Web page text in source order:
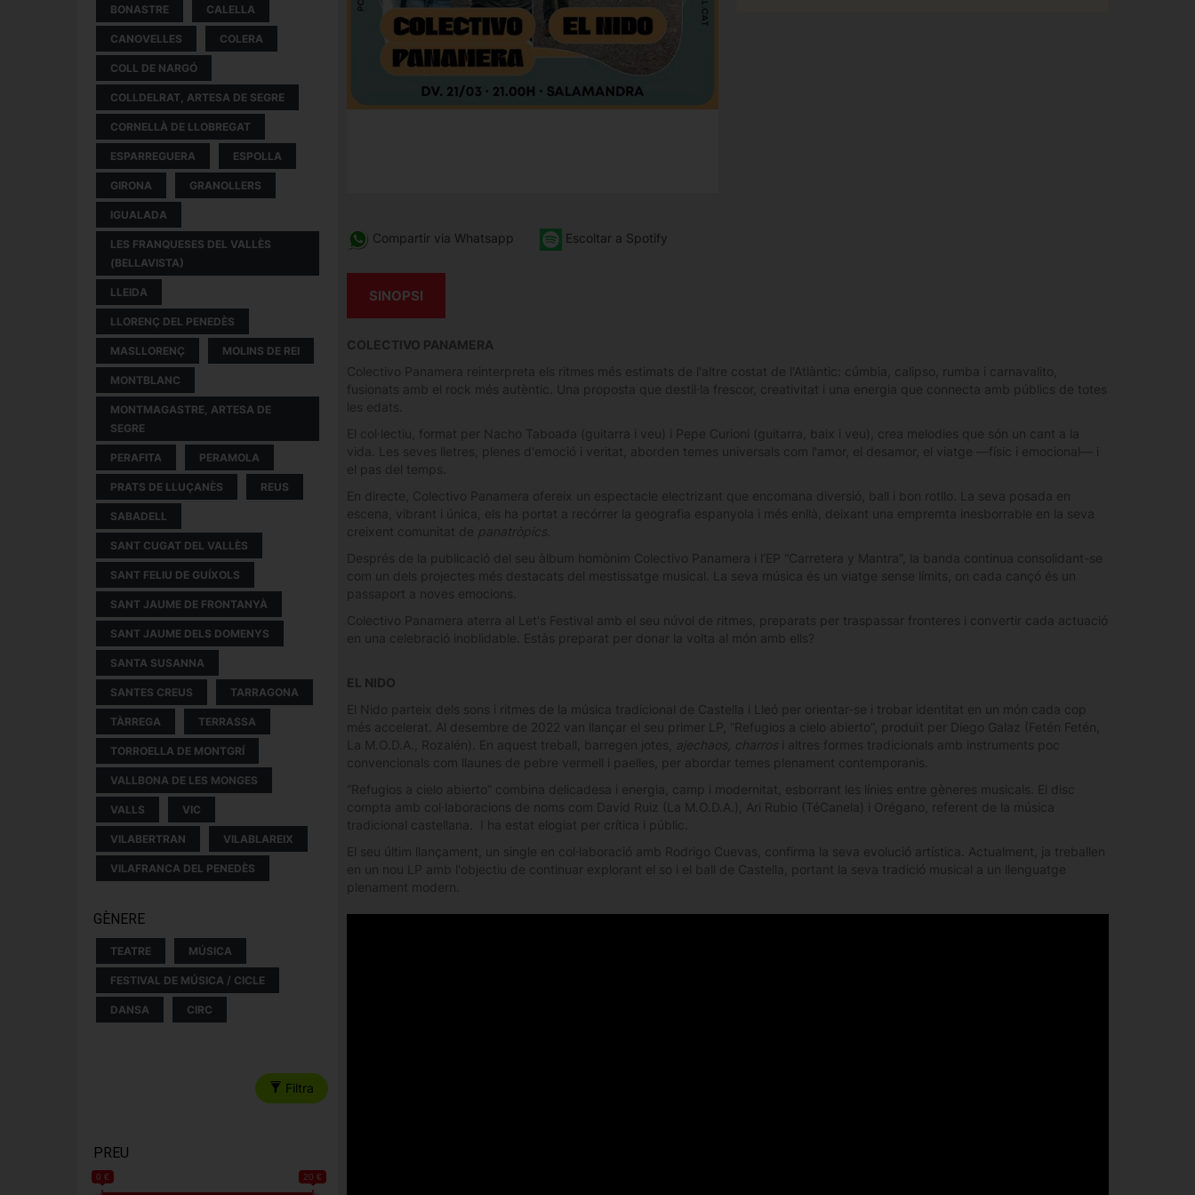
BONASTRE CALELLA
CANOVELLES COLERA
COLL DE NARGÓ
COLLDELRAT, ARTESA DE SEGRE
CORNELLÀ DE LLOBREGAT
ESPARREGUERA ESPOLLA
GIRONA GRANOLLERS
IGUALADA
LES FRANQUESES DEL VALLÈS
(BELLAVISTA)
LLEIDA
LLORENÇ DEL PENEDÈS
MASLLORENÇ MOLINS DE REI
MONTBLANC
MONTMAGASTRE, ARTESA DE
SEGRE
PERAFITA PERAMOLA
PRATS DE LLUÇANÈS REUS
SABADELL
SANT CUGAT DEL VALLÈS
SANT FELIU DE GUÍXOLS
SANT JAUME DE FRONTANYÀ
SANT JAUME DELS DOMENYS
SANTA SUSANNA
SANTES CREUS TARRAGONA
TÀRREGA TERRASSA
TORROELLA DE MONTGRÍ
VALLBONA DE LES MONGES
VALLS VIC
VILABERTRAN VILABLAREIX
VILAFRANCA DEL PENEDÈS
GÈNERE
TEATRE MÚSICA
FESTIVAL DE MÚSICA / CICLE
DANSA CIRC
Filtra
PREU
0 € 20 €
Compartir via Whatsapp Escoltar a Spotify
SINOPSI
COLECTIVO PANAMERA
Colectivo Panamera reinterpreta els ritmes més estimats de l'altre costat de l'Atlàntic: cúmbia, calipso, rumba i carnavalito,
fusionats amb el rock més autèntic. Una proposta que destil·la frescor, creativitat i una energia que connecta amb públics de totes
les edats.
El col·lectiu, format per Nacho Taboada (guitarra i veu) i Pepe Curioni (guitarra, baix i veu), crea melodies que són un cant a la
vida. Les seves lletres, plenes d'emoció i veritat, aborden temes universals com l'amor, el desamor, el viatge —físic i emocional— i
el pas del temps.
En directe, Colectivo Panamera ofereix un espectacle electrizant que encomana diversió, ball i bon rotllo. La seva posada en
escena, vibrant i única, els ha portat a recórrer la geografia espanyola i més enllà, deixant una empremta inesborrable en la seva
creixent comunitat de panatròpics.
Després de la publicació del seu àlbum homònim Colectivo Panamera i l’EP “Carretera y Mantra”, la banda continua consolidant-se
com un dels projectes més destacats del mestissatge musical. La seva música és un viatge sense límits, on cada cançó és un
passaport a noves emocions.
Colectivo Panamera aterra al Let's Festival amb el seu núvol de ritmes, preparats per traspassar fronteres i convertir cada actuació
en una celebració inoblidable. Estàs preparat per donar la volta al món amb ells?
EL NIDO
El Nido parteix dels sons i ritmes de la música tradicional de Castella i Lleó per orientar-se i trobar identitat en un món cada cop
més accelerat. Al desembre de 2022 van llançar el seu primer LP, “Refugios a cielo abierto”, produït per Diego Galaz (Fetén Fetén,
La M.O.D.A., Rozalén). En aquest treball, barregen jotes,
ajechaos, charrosi altres formes tradicionals amb instruments poc
convencionals com llaunes de pebre vermell i paelles, per abordar temes plenament contemporanis.
“Refugios a cielo abierto” combina delicadesa i energia, camp i modernitat, esborrant les línies entre gèneres musicals. El disc
compta amb col·laboracions de noms com David Ruiz (La M.O.D.A.), Ari Rubio (TéCanela) i Orégano, referent de la música
tradicional castellana. I ha estat elogiat per crítica i públic.
El seu últim llançament, un single en col·laboració amb Rodrigo Cuevas, confirma la seva evolució artística. Actualment, ja treballen
en un nou LP amb l'objectiu de continuar explorant el so i el ball de Castella, portant la seva tradició musical a un llenguatge
plenament modern.